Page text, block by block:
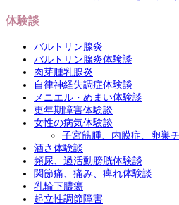
体験談
バルトリン腺炎
バルトリン腺炎体験談
肉芽腫乳腺炎
自律神経失調症体験談
メニエル・めまい体験談
更年期障害体験談
女性の病気体験談
子宮筋腫、内膜症、卵巣
酒さ体験談
頻尿、過活動膀胱体験談
関節痛、痛み、痺れ体験談
乳輪下膿瘍
起立性調節障害